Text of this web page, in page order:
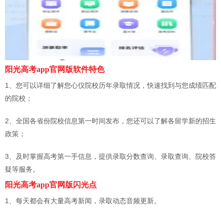
阳光高考app官网版软件特色
1、您可以详细了解您心仪院校历年录取情况，快速找到与您成绩匹配
的院校；
2、全国各省份院校信息第一时间发布，您还可以了解各留学新的招生
政策；
3、及时掌握高考第一手信息，提供录取分数查询、录取查询、院校答
疑等服务。
阳光高考app官网版闪光点
1、每天都会有大量高考新闻，录取动态音频更新。